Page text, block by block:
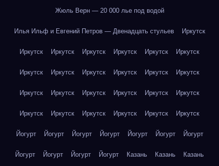
Жюль Верн — 20 000 лье под водой
Илья Ильф и Евгений Петров — Двенадцать стульев Иркутск
Иркутск Иркутск Иркутск Иркутск Иркутск Иркутск
Иркутск Иркутск Иркутск Иркутск Иркутск Иркутск
Иркутск Иркутск Иркутск Иркутск Иркутск Иркутск
Иркутск Иркутск Иркутск Иркутск Иркутск Иркутск
Йогурт Йогурт Йогурт Йогурт Йогурт Йогурт Йогурт
Йогурт Йогурт Йогурт Йогурт Казань Казань Казань